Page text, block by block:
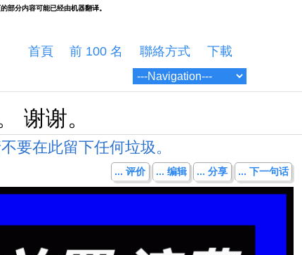
首頁 前 100 名 聯絡方式 下載
谢谢。
要在此留下任何垃圾。
... 评价 ... 编辑 ... 分享 ... 下一句话